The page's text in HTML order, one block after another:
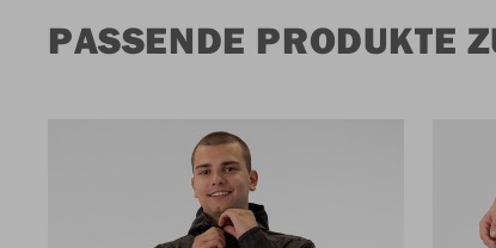
PASSENDE PRODUKTE